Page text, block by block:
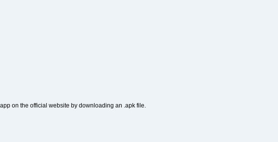
on the official website by downloading an .apk file.